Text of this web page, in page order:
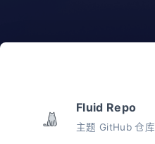
Fluid Repo
主题 GitHub 仓库